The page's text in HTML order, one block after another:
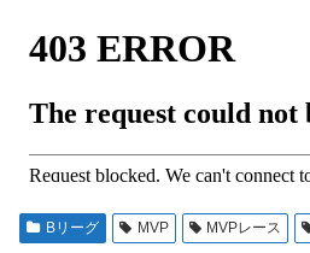
Bリーグ MVP MVPレース